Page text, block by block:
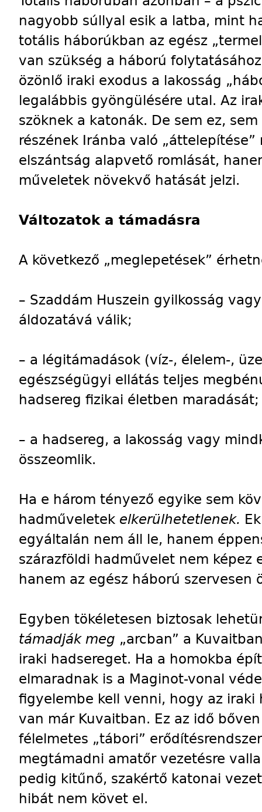
nagyobb súllyal esik a latba, mint
totális háborúkban az egész
van szükség a háború
özönlő iraki exodus a lakosság
legalábbis gyöngülésére utal. Az
szöknek a katonák. De sem ez,
részének Iránba való
elszántság alapvető romlását,
műveletek növekvő hatását jelzi.
Változatok a támadásra
A következő „meglepetések”
– Szaddám Huszein gyilkosság
áldozatává válik;
– a légitámadások (víz-, élelem-,
egészségügyi ellátás teljes
hadsereg fizikai életben maradását;
– a hadsereg, a lakosság vagy
összeomlik.
Ha e három tényező egyike sem
hadműveletek elkerülhetetlenek.
egyáltalán nem áll le, hanem
szárazföldi hadművelet nem képez
hanem az egész háború szervesen
Egyben tökéletesen biztosak
támadják meg „arcban” a
iraki hadsereget. Ha a homokba
elmaradnak is a Maginot-vonal
figyelembe kell venni, hogy az iraki
van már Kuvaitban. Ez az idő
félelmetes „tábori”
megtámadni amatőr vezetésre
pedig kitűnő, szakértő katonai
hibát nem követ el.